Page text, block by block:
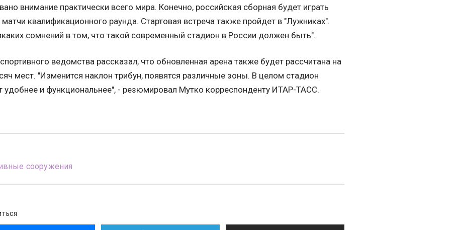
внимание практически всего мира. Конечно, российская сборная будет играть
квалификационного раунда. Стартовая встреча также пройдет в "Лужниках".
сомнений в том, что такой современный стадион в России должен быть".
ведомства рассказал, что обновленная арена также будет рассчитана на
мест. "Изменится наклон трибун, появятся различные зоны. В целом стадион
удобнее и функциональнее", - резюмировал Мутко корреспонденту ИТАР-ТАСС.
сооружения